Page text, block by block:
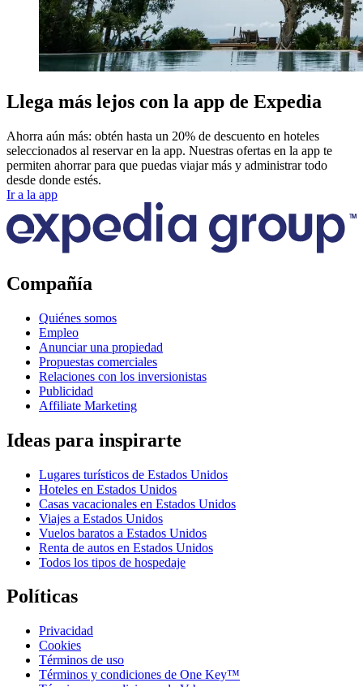
Llega más lejos con la app de Expedia
Ahorra aún más: obtén hasta un 20% de descuento en hoteles
seleccionados al reservar en la app. Nuestras ofertas en la app te
permiten ahorrar para que puedas viajar más y administrar todo
desde donde estés.
Ir a la app
Compañía
Quiénes somos
Empleo
Anunciar una propiedad
Propuestas comerciales
Relaciones con los inversionistas
Publicidad
Affiliate Marketing
Ideas para inspirarte
Lugares turísticos de Estados Unidos
Hoteles en Estados Unidos
Casas vacacionales en Estados Unidos
Viajes a Estados Unidos
Vuelos baratos a Estados Unidos
Renta de autos en Estados Unidos
Todos los tipos de hospedaje
Políticas
Privacidad
Cookies
Términos de uso
Términos y condiciones de One Key™